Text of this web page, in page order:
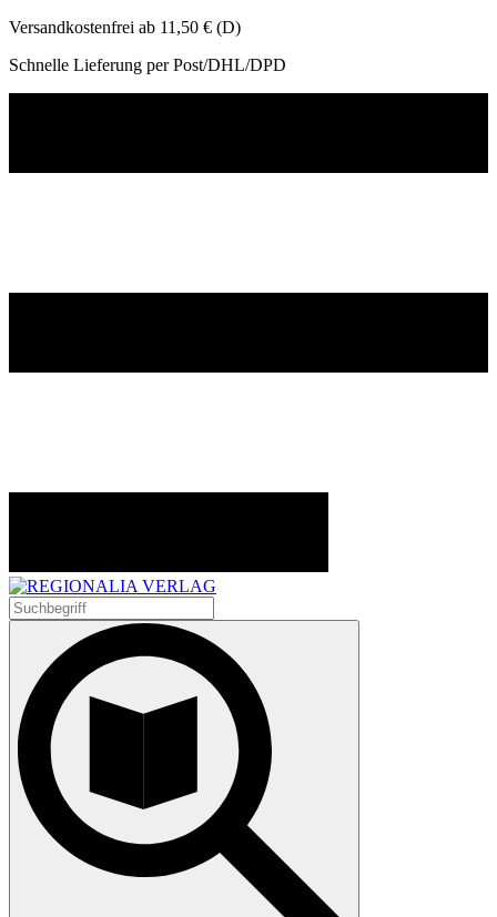
Versandkostenfrei ab 11,50 € (D)
Schnelle Lieferung per Post/DHL/DPD
Suchen
nach: